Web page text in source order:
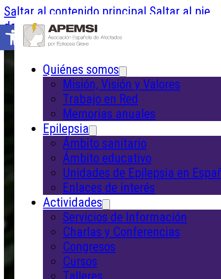
Abrir barra de herramientas
Saltar al contenido principal Saltar al pie
de página
Quiénes somos
Misión, Visión y Valores
Trabajo en Red
Memorias anuales
Epilepsia
Ámbito sanitario
Ámbito educativo
Unidades de Epilepsia en
Enlaces de interés
Actividades
Servicios de Información
Charlas y Conferencias
Congresos
Cursos